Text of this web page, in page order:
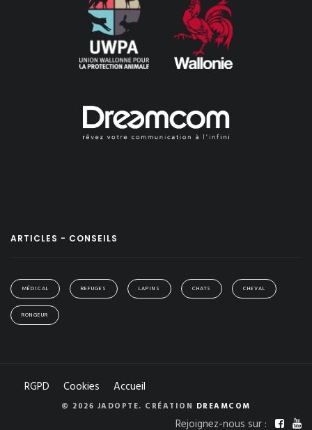
ARTICLES - CONSEILS
MÉDICAL REFUGES LAPINS CHATS CHEVAL
RONGEUR
RGPD Cookies Accueil
© 2026 JADOPTE. CRÉATION DREAMCOM
Rejoignez-nous sur :